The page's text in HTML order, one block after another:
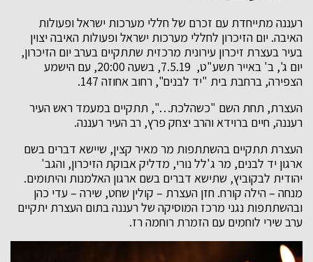
רעננה מתייחדת עם זכרם של חללי מערכות ישראל ופעולות
האיבה. יום הזיכרון לחללי מערכות ישראל ופעולות האיבה יצוין
בעיר בעצרת זיכרון עירונית מרכזית שתתקיים בערב יום הזיכרון,
יום ג', ב' באייר תשע"ט, 7.5.19, בשעה 20:00, עם הישמע
הצפירה, ברחבת בית "יד לבנים", רחוב אחוזה 147.
העצרת, תחת השם "כשהלכת…", תתקיים במעמד ראש העיר
רעננה, חיים ברוידא והרב יצחק פרץ, רב העיר רעננה.
העצרת תתקיים בהשתתפות מר מאיר קצין, שיישא דברים בשם
ארגון יד לבנים, מר ג'לל נורי, מדליק אבוקת הזיכרון, והגב'
יהודית לבקוביץ, שתישא דברים בשם ארגון האלמנות והיתומים.
מנחה – הילה קורח. חזן העצרת – קולין שחט, שירה – עדי כהן
ובהשתתפות נגני מרכז המוסיקה של רעננה בתום העצרת יתקיים
ערב שירי לוחמים עם הזמרת רוחמה רז.